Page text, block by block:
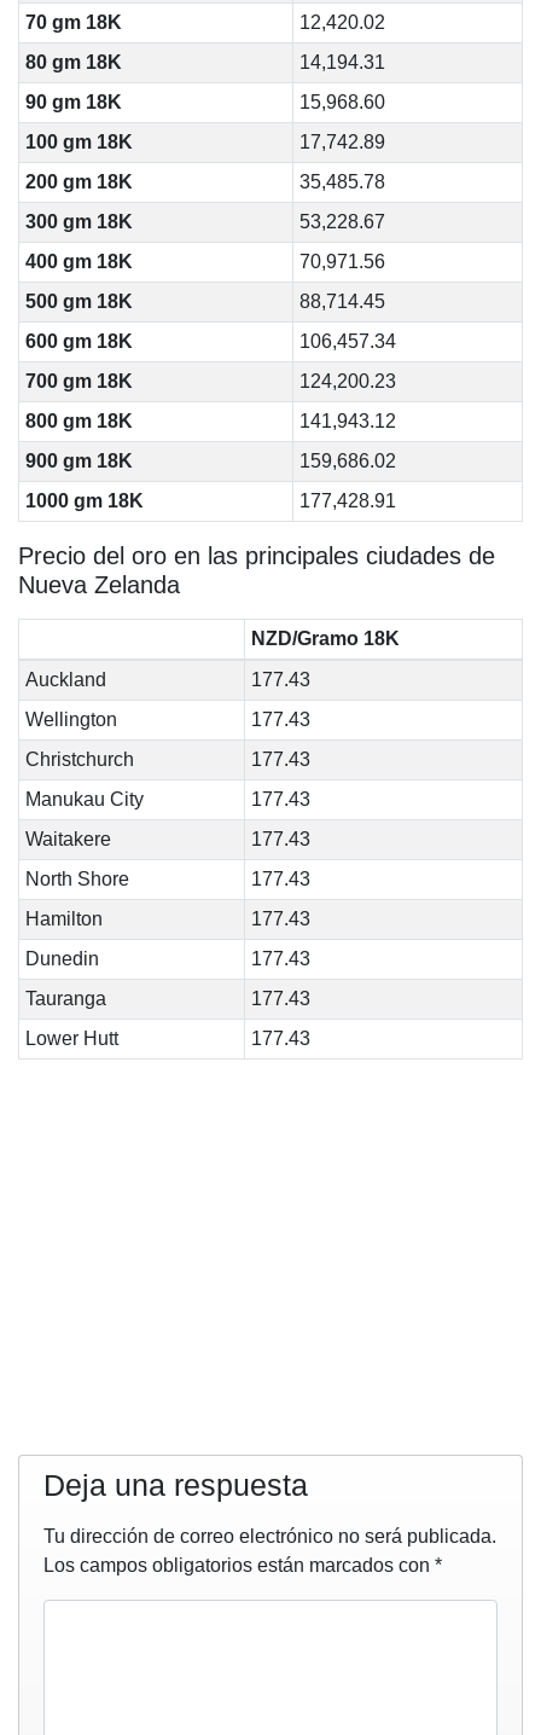
70 gm 18K
12,420.02
80 gm 18K
14,194.31
90 gm 18K
15,968.60
100 gm 18K
17,742.89
200 gm 18K
35,485.78
300 gm 18K
53,228.67
400 gm 18K
70,971.56
500 gm 18K
88,714.45
600 gm 18K
106,457.34
700 gm 18K
124,200.23
800 gm 18K
141,943.12
900 gm 18K
159,686.02
1000 gm 18K
177,428.91
Precio del oro en las principales ciudades de
Nueva Zelanda
NZD/Gramo 18K
Auckland
177.43
Wellington
177.43
Christchurch
177.43
Manukau City
177.43
Waitakere
177.43
North Shore
177.43
Hamilton
177.43
Dunedin
177.43
Tauranga
177.43
Lower Hutt
177.43
Deja una respuesta
Tu dirección de correo electrónico no será publicada.
Los campos obligatorios están marcados con *